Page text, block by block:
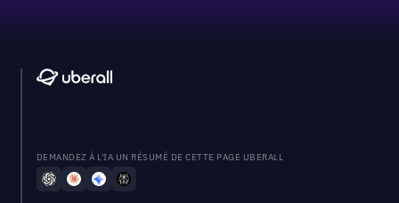
DEMANDEZ À L'IA UN RÉSUMÉ DE CETTE PAGE UBERALL